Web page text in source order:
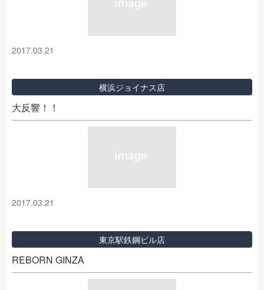
2017.03.21
横浜ジョイナス店
大反響！！
2017.03.21
東京駅鉄鋼ビル店
REBORN GINZA